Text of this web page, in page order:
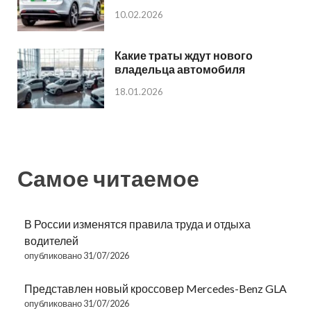
10.02.2026
Какие траты ждут нового
владельца автомобиля
18.01.2026
Самое читаемое
В России изменятся правила труда и отдыха
водителей
опубликовано 31/07/2026
Представлен новый кроссовер Mercedes-Benz GLA
опубликовано 31/07/2026